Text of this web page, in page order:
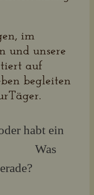
im
und unsere
auf
begleiten
habt ein
Was